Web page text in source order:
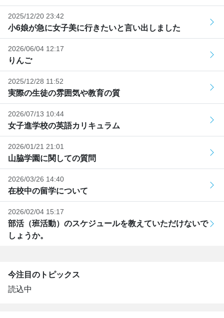
2025/12/20 23:42
小6娘が急に女子美に行きたいと言い出しました
2026/06/04 12:17
りんご
2025/12/28 11:52
実際の生徒の雰囲気や教育の質
2026/07/13 10:44
女子進学校の英語カリキュラム
2026/01/21 21:01
山脇学園に関しての質問
2026/03/26 14:40
在校中の留学について
2026/02/04 15:17
部活（班活動）のスケジュールを教えていただけないで
しょうか。
今注目のトピックス
読込中